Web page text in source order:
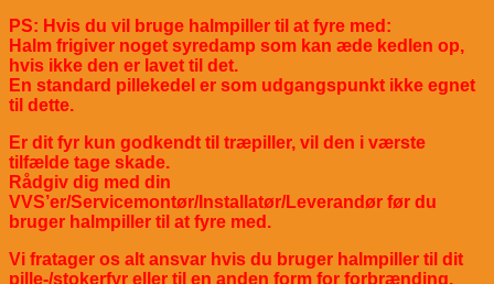
PS: Hvis du vil bruge halmpiller til at fyre med:
Halm frigiver noget syredamp som kan æde kedlen op,
hvis ikke den er lavet til det.
En standard pillekedel er som udgangspunkt ikke egnet
til dette.
Er dit fyr kun godkendt til træpiller, vil den i værste
tilfælde tage skade.
Rådgiv dig med din
VVS’er/Servicemontør/Installatør/Leverandør før du
bruger halmpiller til at fyre med.
Vi fratager os alt ansvar hvis du bruger halmpiller til dit
pille-/stokerfyr eller til en anden form for forbrænding.